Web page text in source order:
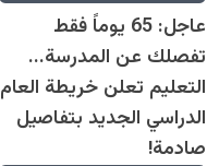
عاجل: 65 يوماً فقط
تفصلك عن المدرسة...
التعليم تعلن خريطة العام
الدراسي الجديد بتفاصيل
صادمة!